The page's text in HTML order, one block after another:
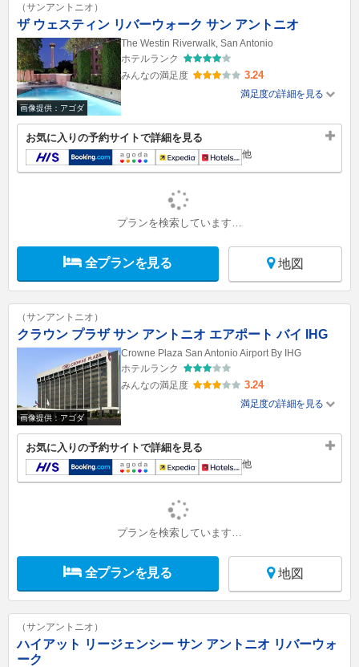
（サンアントニオ）
ザ ウェスティン リバーウォーク サン アントニオ
画像提供：アゴダ
The Westin Riverwalk, San Antonio
ホテルランク
みんなの満足度
3.24
満足度の詳細を見る
お気に入りの予約サイトで詳細を見る
他
プランを検索しています…
全プランを見る 地図
（サンアントニオ）
クラウン プラザ サン アントニオ エアポート バイ IHG
画像提供：アゴダ
Crowne Plaza San Antonio Airport By IHG
ホテルランク
みんなの満足度
3.24
満足度の詳細を見る
お気に入りの予約サイトで詳細を見る
他
プランを検索しています…
全プランを見る 地図
（サンアントニオ）
ハイアット リージェンシー サン アントニオ リバーウォ
ーク